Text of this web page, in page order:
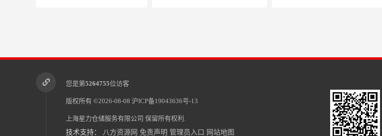
您是第5264755位访客
版权所有 ©2026-08-08 沪ICP备19043636号-13
上海星力仓储服务有限公司 保留所有权利.
技术支持： 八方资源网 免责声明 管理员入口 网站地图